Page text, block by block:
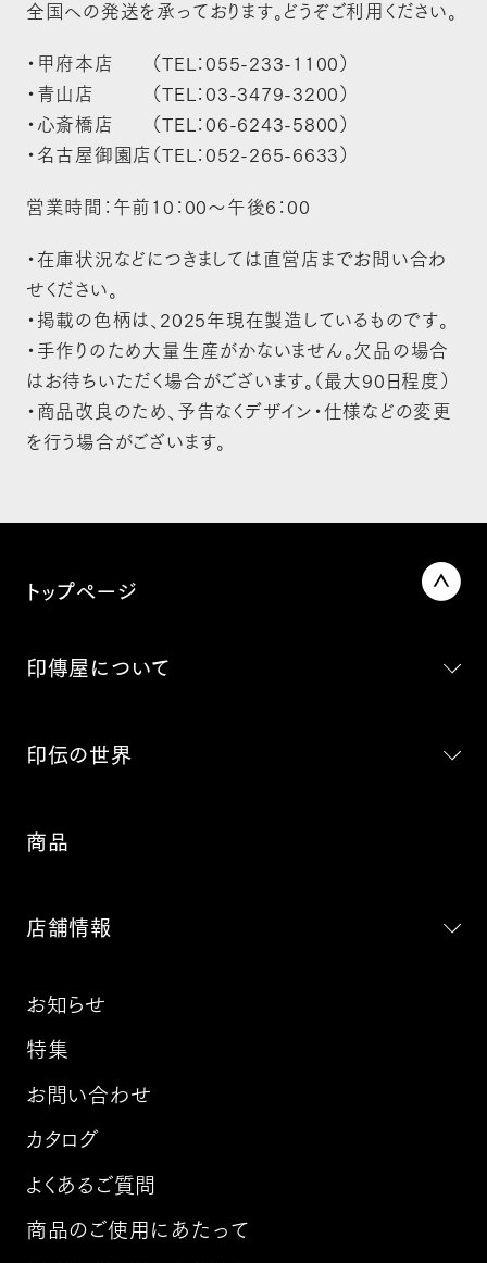
全国への発送を承っております。どうぞご利用ください。
・甲府本店 （TEL：055-233-1100）
・青山店 （TEL：03-3479-3200）
・心斎橋店 （TEL：06-6243-5800）
・名古屋御園店（TEL：052-265-6633）
営業時間：午前10：00～午後6：00
・在庫状況などにつきましては直営店までお問い合わ
せください。
・掲載の色柄は、2025年現在製造しているものです。
・手作りのため大量生産がかないません。欠品の場合
はお待ちいただく場合がございます。（最大90日程度）
・商品改良のため、予告なくデザイン・仕様などの変更
を行う場合がございます。
トップページ
印傳屋について
印伝の世界
商品
店舗情報
お知らせ
特集
お問い合わせ
カタログ
よくあるご質問
商品のご使用にあたって